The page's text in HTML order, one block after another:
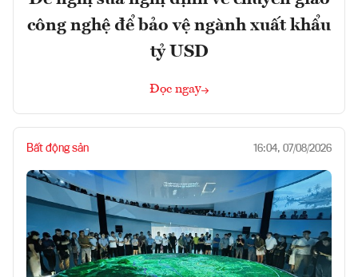
công nghệ để bảo vệ ngành xuất khẩu
tỷ USD
Đọc ngay
Bất động sản 16:04, 07/08/2026